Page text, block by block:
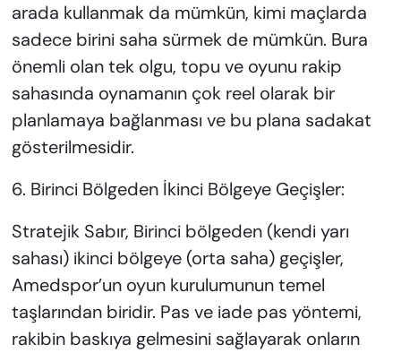
arada kullanmak da mümkün, kimi maçlarda
sadece birini saha sürmek de mümkün. Bura
önemli olan tek olgu, topu ve oyunu rakip
sahasında oynamanın çok reel olarak bir
planlamaya bağlanması ve bu plana sadakat
gösterilmesidir.
6. Birinci Bölgeden İkinci Bölgeye Geçişler:
Stratejik Sabır, Birinci bölgeden (kendi yarı
sahası) ikinci bölgeye (orta saha) geçişler,
Amedspor’un oyun kurulumunun temel
taşlarından biridir. Pas ve iade pas yöntemi,
rakibin baskıya gelmesini sağlayarak onların